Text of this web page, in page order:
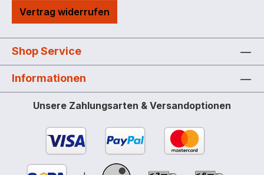
Vertrag widerrufen
Shop Service
Informationen
Unsere Zahlungsarten & Versandoptionen